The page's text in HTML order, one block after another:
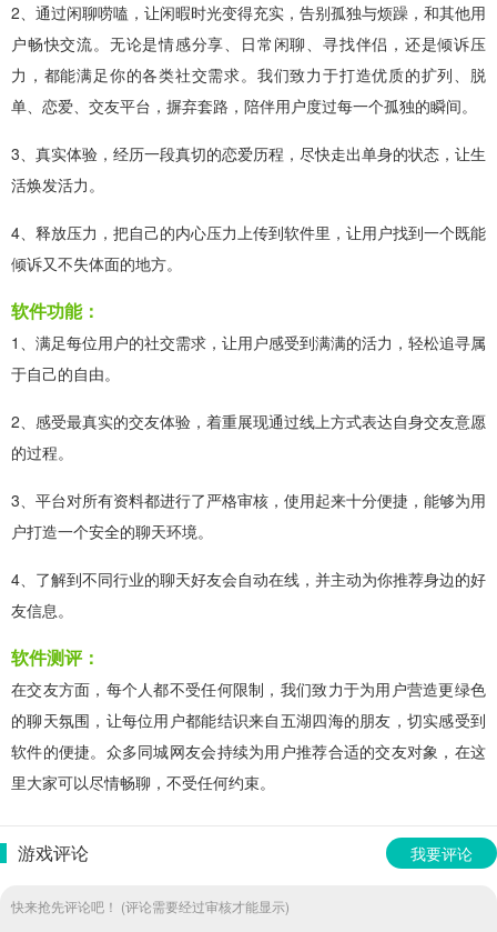
2、通过闲聊唠嗑，让闲暇时光变得充实，告别孤独与烦躁，和其他用
户畅快交流。无论是情感分享、日常闲聊、寻找伴侣，还是倾诉压
力，都能满足你的各类社交需求。我们致力于打造优质的扩列、脱
单、恋爱、交友平台，摒弃套路，陪伴用户度过每一个孤独的瞬间。
3、真实体验，经历一段真切的恋爱历程，尽快走出单身的状态，让生
活焕发活力。
4、释放压力，把自己的内心压力上传到软件里，让用户找到一个既能
倾诉又不失体面的地方。
软件功能：
1、满足每位用户的社交需求，让用户感受到满满的活力，轻松追寻属
于自己的自由。
2、感受最真实的交友体验，着重展现通过线上方式表达自身交友意愿
的过程。
3、平台对所有资料都进行了严格审核，使用起来十分便捷，能够为用
户打造一个安全的聊天环境。
4、了解到不同行业的聊天好友会自动在线，并主动为你推荐身边的好
友信息。
软件测评：
在交友方面，每个人都不受任何限制，我们致力于为用户营造更绿色
的聊天氛围，让每位用户都能结识来自五湖四海的朋友，切实感受到
软件的便捷。众多同城网友会持续为用户推荐合适的交友对象，在这
里大家可以尽情畅聊，不受任何约束。
游戏评论 我要评论
快来抢先评论吧！ (评论需要经过审核才能显示)